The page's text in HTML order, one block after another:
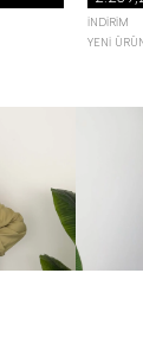
İNDIRIM
YENI